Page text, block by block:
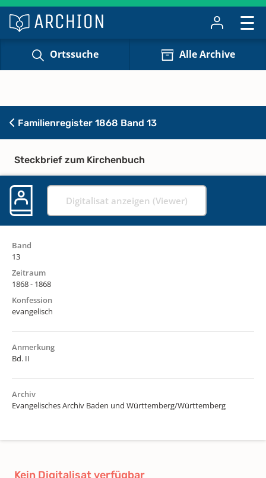
Ortssuche Alle Archive
Familienregister 1868 Band 13
Steckbrief zum Kirchenbuch
Digitalisat anzeigen (Viewer)
Band
13
Zeitraum
1868 - 1868
Konfession
evangelisch
Anmerkung
Bd. II
Archiv
Evangelisches Archiv Baden und Württemberg/Württemberg
Kein Digitalisat verfügbar